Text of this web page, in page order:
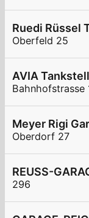
Oberfeld 25
AVIA
Bahnhofstrasse
Meyer Rigi
Oberdorf 27
REUSS-
296